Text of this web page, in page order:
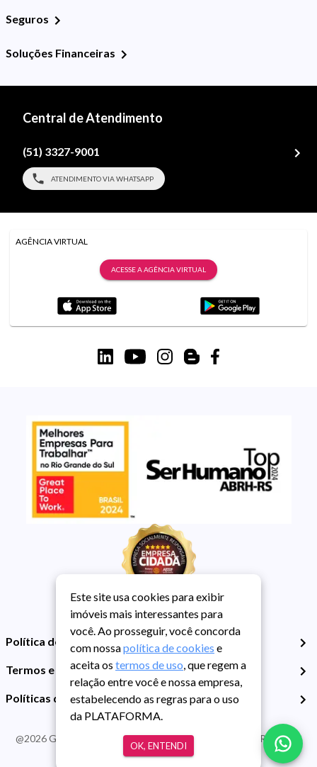
Seguros
Soluções Financeiras
Central de Atendimento
(51) 3327-9001
ATENDIMENTO VIA WHATSAPP
AGÊNCIA VIRTUAL
ACESSE A AGÊNCIA VIRTUAL
Política de Privacidade
Termos e Condições de Uso
Políticas de Cookies
@2026Guarida Imóvel. Todos os direitos reservados. CRECI RS -
413J | CNPJ Guarida: 89.398.606/0001-30
Este site usa cookies para exibir
imóveis mais interessantes para
você. Ao prosseguir, você concorda
com nossapolítica de cookies e
aceita os termos de uso, que regem a
relação entre você e nossa empresa,
estabelecendo as regras para o uso
da PLATAFORMA.
OK, ENTENDI